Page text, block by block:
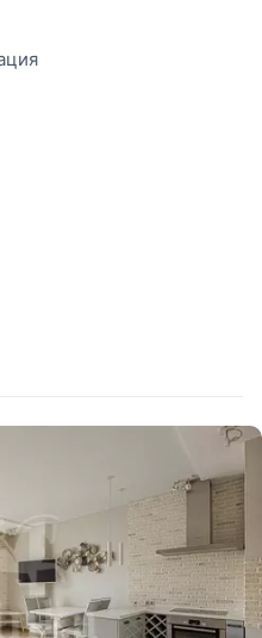
ЖК «Садовые
в благоустроенный
абсолютную тишину,